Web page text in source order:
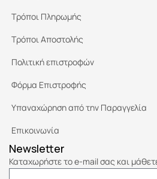
Τρόποι Πληρωμής
Τρόποι Αποστολής
Πολιτική επιστροφών
Φόρμα Επιστροφής
Υπαναχώρηση από την Παραγγελία
Επικοινωνία
Newsletter
Καταχωρήστε το e-mail σας και